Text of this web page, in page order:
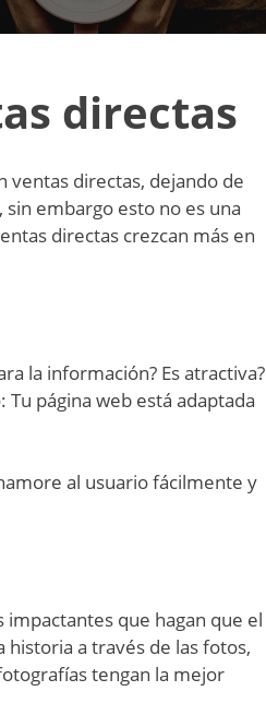
directas
ventas directas, dejando de
sin embargo esto no es una
directas crezcan más en
la información? Es atractiva?
página web está adaptada
al usuario fácilmente y
que hagan que el
a través de las fotos,
tengan la mejor